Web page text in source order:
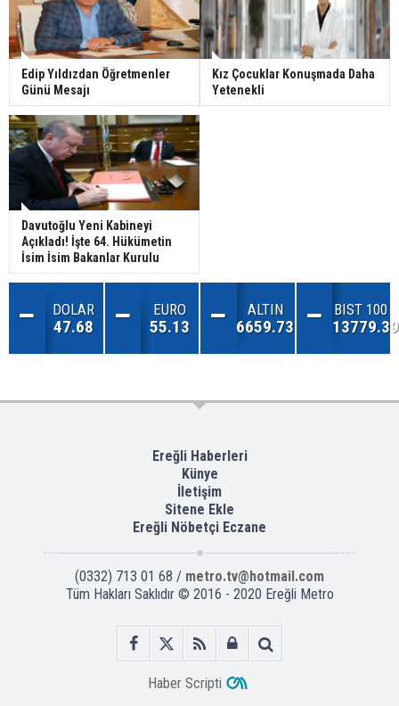
Edip Yıldızdan Öğretmenler
Günü Mesajı
Kız Çocuklar Konuşmada Daha
Yetenekli
Davutoğlu Yeni Kabineyi
Açıkladı! İşte 64. Hükümetin
İsim İsim Bakanlar Kurulu
DOLAR
47.68
EURO
55.13
ALTIN
6659.73
BIST 100
13779.39
Ereğli Haberleri
Künye
İletişim
Sitene Ekle
Ereğli Nöbetçi Eczane
(0332) 713 01 68 / metro.tv@hotmail.com
Tüm Hakları Saklıdır © 2016 - 2020 Ereğli Metro
Haber Scripti